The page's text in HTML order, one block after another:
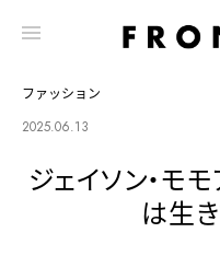
ファッション
2025.06.13
ジェイソン・モ
は生